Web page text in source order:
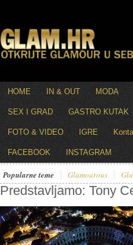
HOME IN & OUT MODA
SEX I GRAD GASTRO KUTAK
FOTO & VIDEO IGRE
FACEBOOK INSTAGRAM
Popularne teme Glamourous
Predstavljamo: Tony